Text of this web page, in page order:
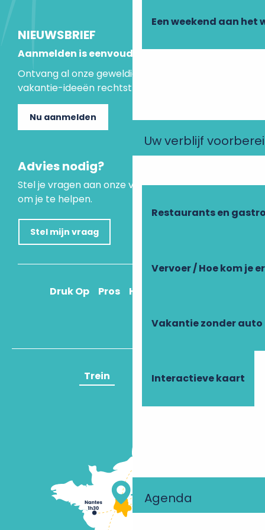
Een weekend aan het
Uw verblijf
Restaurants en
Vervoer / Hoe kom je
Vakantie zonder auto
Interactieve kaart
Agenda
NIEUWSBRIEF
Aanmelden is eenvoudig
Ontvang al onze geweldige aanbiedingen en
vakantie-ideeën rechtstreeks in je inbox.
Nu aanmelden
Advies nodig?
Stel je vragen aan onze virtuele assistent, die er is
om je te helpen.
Stel mijn vraag
Druk Op Pros Hoe kom ik daar?
Trein Vliegtuig